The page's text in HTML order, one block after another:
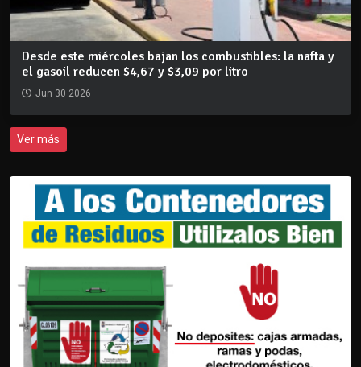
Desde este miércoles bajan los combustibles: la nafta y
el gasoil reducen $4,67 y $3,09 por litro
Jun 30 2026
Ver más